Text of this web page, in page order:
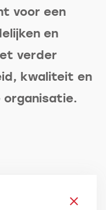
voor een
en
verder
kwaliteit en
organisatie.